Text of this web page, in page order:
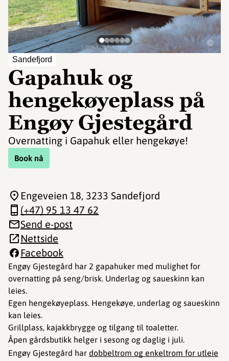
Sandefjord
Gapahuk og
hengekøyeplass på
Engøy Gjestegård
Overnatting i Gapahuk eller hengekøye!
Book nå
©
Engøy Gjestegård har 2 gapahuker med mulighet for
overnatting på seng/brisk. Underlag og saueskinn kan
leies.
Egen hengekøyeplass. Hengekøye, underlag og saueskinn
kan leies.
Grillplass, kajakkbrygge og tilgang til toaletter.
Åpen gårdsbutikk helger i sesong og daglig i juli.
Engøy Gjestegård har dobbeltrom og enkeltrom for utleie
Engeveien 18, 3233 Sandefjord
(+47) 95 13 47 62
Send e-post
Nettside
Facebook